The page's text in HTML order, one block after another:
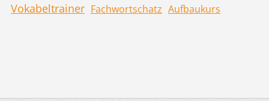
Vokabeltrainer Fachwortschatz Aufbaukurs